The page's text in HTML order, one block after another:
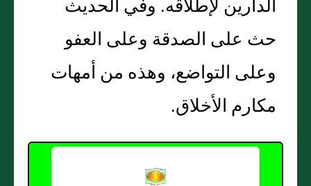
الدارين لإطلاقه. وفي الحديث
حث على الصدقة وعلى العفو
وعلى التواضع، وهذه من أمهات
مكارم الأخلاق.